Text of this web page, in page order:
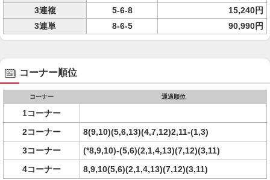
3連複
5-6-8
15,240円
3連単
8-6-5 90,990円
コーナー順位
コーナー 通過順位
1コーナー
2コーナー
8(9,10)(5,6,13)(4,7,12)2,11-(1,3)
3コーナー
(*8,9,10)-(5,6)(2,1,4,13)(7,12)(3,11)
4コーナー
8,9,10(5,6)(2,1,4,13)(7,12)(3,11)